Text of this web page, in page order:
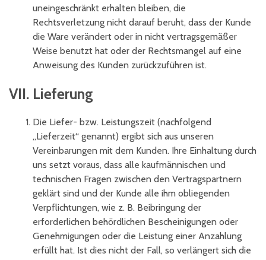
uneingeschränkt erhalten bleiben, die
Rechtsverletzung nicht darauf beruht, dass der Kunde
die Ware verändert oder in nicht vertragsgemäßer
Weise benutzt hat oder der Rechtsmangel auf eine
Anweisung des Kunden zurückzuführen ist.
VII. Lieferung
Die Liefer- bzw. Leistungszeit (nachfolgend
„Lieferzeit“ genannt) ergibt sich aus unseren
Vereinbarungen mit dem Kunden. Ihre Einhaltung durch
uns setzt voraus, dass alle kaufmännischen und
technischen Fragen zwischen den Vertragspartnern
geklärt sind und der Kunde alle ihm obliegenden
Verpflichtungen, wie z. B. Beibringung der
erforderlichen behördlichen Bescheinigungen oder
Genehmigungen oder die Leistung einer Anzahlung
erfüllt hat. Ist dies nicht der Fall, so verlängert sich die